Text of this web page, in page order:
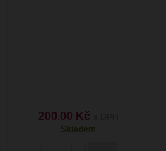
200.00 Kč
Skladem